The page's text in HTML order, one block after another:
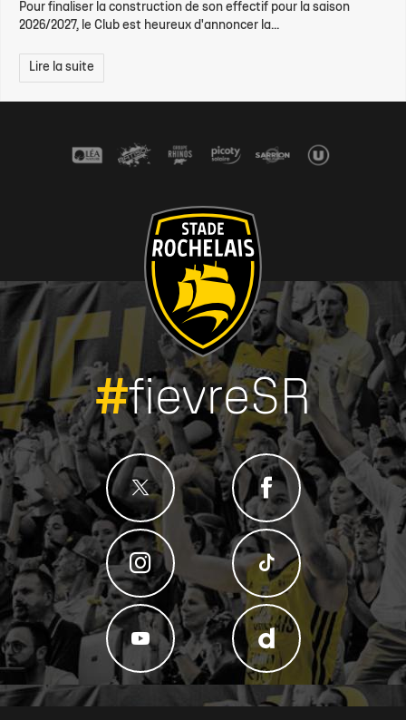
Pour finaliser la construction de son effectif pour la saison
2026/2027, le Club est heureux d'annoncer la...
Lire la suite
#fievreSR